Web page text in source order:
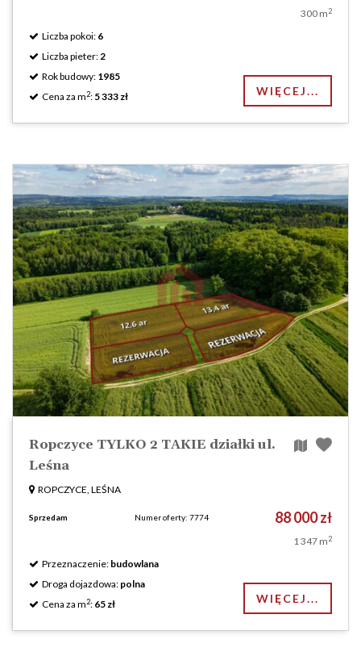
300 m2
Liczba pokoi: 6
Liczba pieter:2
Rok budowy: 1985
Cena za m2: 5 333 zł WIĘCEJ...
Ropczyce TYLKO 2 TAKIE działki ul.
Leśna
ROPCZYCE, LEŚNA
Sprzedam Numer oferty: 7774 88 000 zł
1 347 m2
Przeznaczenie: budowlana
Droga dojazdowa: polna
Cena za m2: 65 zł WIĘCEJ...